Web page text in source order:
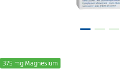
375 mg Magnesium